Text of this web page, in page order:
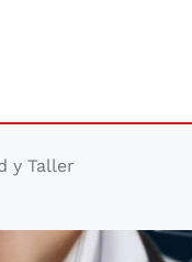
y Taller